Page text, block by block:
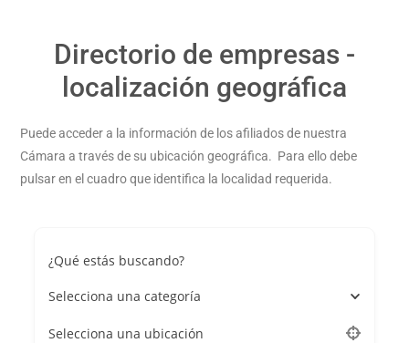
Directorio de empresas -
localización geográfica
Puede acceder a la información de los afiliados de nuestra
Cámara a través de su ubicación geográfica. Para ello debe
pulsar en el cuadro que identifica la localidad requerida.
¿Qué estás buscando?
Selecciona una categoría
Selecciona una ubicación